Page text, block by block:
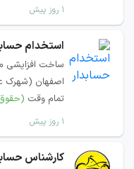
۱ روز پیش
استخدام
ساخت افزایشی
اصفهان (شهرک
تمام وقت
۱ روز پیش
کارشناس